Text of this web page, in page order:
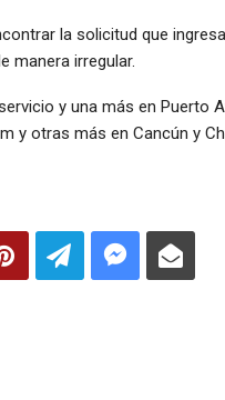
la solicitud que
manera irregular.
y una más en Puerto
y otras más en Cancún y